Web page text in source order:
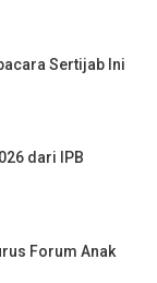
Sertijab Ini
dari IPB
Forum Anak